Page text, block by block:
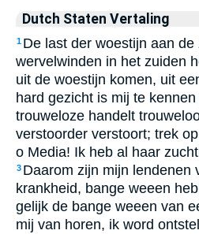
Dutch Staten Vertaling
1 De last der woestijn aan
wervelwinden in het zuiden
uit de woestijn komen, uit
hard gezicht is mij te
trouweloze handelt
verstoorder verstoort; trek
o Media! Ik heb al haar
3 Daarom zijn mijn lendenen
krankheid, bange weeen
gelijk de bange weeen van
mij van horen, ik word